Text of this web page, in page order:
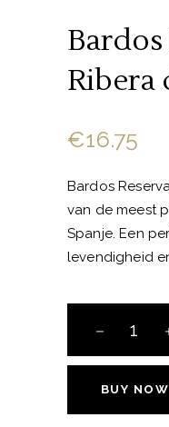
Bardos
Ribera
€16.75
Bardos
van de meest
Spanje. Een
levendigheid
Reserva
Ribera
BUY NOW